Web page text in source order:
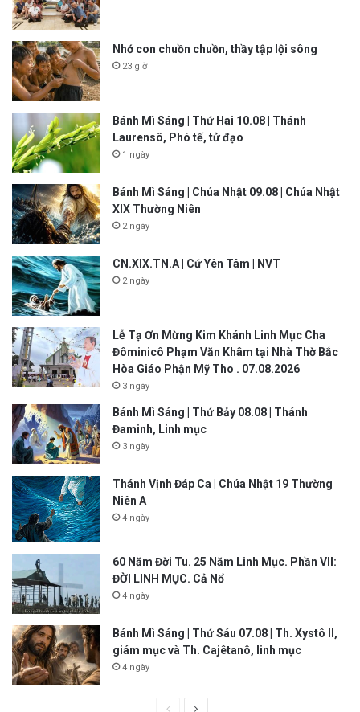
Nhớ con chuồn chuồn, thầy tập lội sông
23 giờ
Bánh Mì Sáng | Thứ Hai 10.08 | Thánh
Laurensô, Phó tế, tử đạo
1 ngày
Bánh Mì Sáng | Chúa Nhật 09.08 | Chúa Nhật
XIX Thường Niên
2 ngày
CN.XIX.TN.A | Cứ Yên Tâm | NVT
2 ngày
Lễ Tạ Ơn Mừng Kim Khánh Linh Mục Cha
Đôminicô Phạm Văn Khâm tại Nhà Thờ Bắc
Hòa Giáo Phận Mỹ Tho . 07.08.2026
3 ngày
Bánh Mì Sáng | Thứ Bảy 08.08 | Thánh
Đaminh, Linh mục
3 ngày
Thánh Vịnh Đáp Ca | Chúa Nhật 19 Thường
Niên A
4 ngày
60 Năm Đời Tu. 25 Năm Linh Mục. Phần VII:
ĐỜI LINH MỤC. Cả Nổ
4 ngày
Bánh Mì Sáng | Thứ Sáu 07.08 | Th. Xystô II,
giám mục và Th. Cajêtanô, linh mục
4 ngày